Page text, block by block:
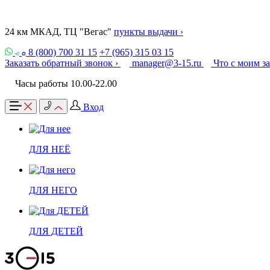
24 км МКАД, ТЦ "Вегас" пункты выдачи ›
8 (800) 700 31 15 +7 (965) 315 03 15
Заказать обратный звонок ›
manager@3-15.ru
Что с моим
Часы работы 10.00-22.00
Вход
ДЛЯ НЕЁ
ДЛЯ НЕГО
ДЛЯ ДЕТЕЙ